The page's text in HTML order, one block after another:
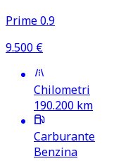
Prime 0.9
9.500 €
Chilometri
190.200 km
Carburante
Benzina